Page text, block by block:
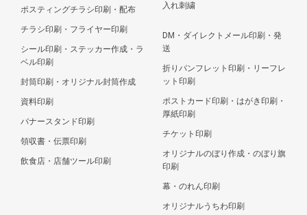
ポスティングチラシ印刷・配布
チラシ印刷・フライヤー印刷
シール印刷・ステッカー作成・ラ
ベル印刷
封筒印刷・オリジナル封筒作成
資料印刷
バナースタンド印刷
領収書・伝票印刷
飲食店・店舗ツール印刷
入れ刺繍
DM・ダイレクトメール印刷・発
送
折りパンフレット印刷・リーフレ
ット印刷
ポストカード印刷・はがき印刷・
厚紙印刷
チケット印刷
オリジナルのぼり作成・のぼり旗
印刷
幕・のれん印刷
オリジナルうちわ印刷